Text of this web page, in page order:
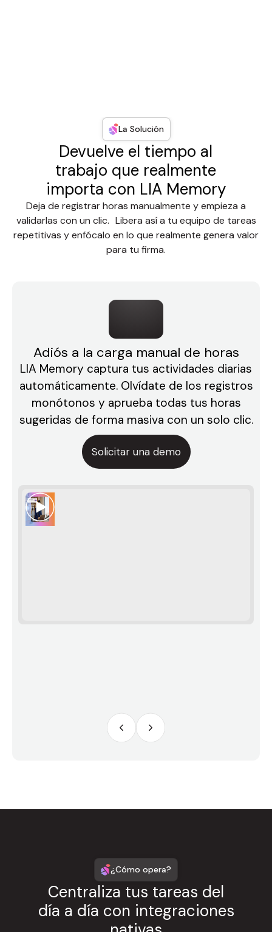
La Solución
Devuelve el tiempo al
trabajo que realmente
importa con LIA Memory
Deja de registrar horas manualmente y empieza a
validarlas con un clic. Libera así a tu equipo de tareas
repetitivas y enfócalo en lo que realmente genera valor
para tu firma.
Adiós a la carga manual de horas
LIA Memory captura tus actividades diarias
automáticamente. Olvídate de los registros
monótonos y aprueba todas tus horas
sugeridas de forma masiva con un solo clic.
Solicitar una demo
¿Cómo opera?
Centraliza tus tareas del
día a día con integraciones